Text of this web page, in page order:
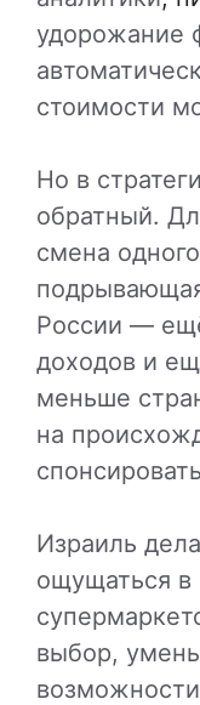
удорожание
стоимости
Но в
обратный.
смена
России —
доходов и
меньше
на
Израиль
ощущаться в
выбор,